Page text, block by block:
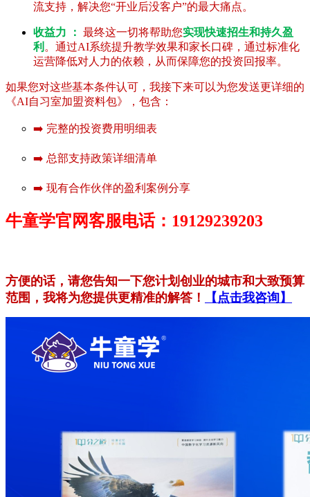
流支持，解决您“开业后没客户”的最大痛点。
收益力 ： 最终这一切将帮助您实现快速招生和持久盈
利 。通过AI系统提升教学效果和家长口碑，通过标准化
运营降低对人力的依赖，从而保障您的投资回报率。
如果您对这些基本条件认可，我接下来可以为您发送更详细的
《AI自习室加盟资料包》，包含：
➡️ 完整的投资费用明细表
➡️ 总部支持政策详细清单
➡️ 现有合作伙伴的盈利案例分享
牛童学官网客服电话：19129239203
方便的话，请您告知一下您计划创业的城市和大致预算
范围，我将为您提供更精准的解答！
【点击我咨询】